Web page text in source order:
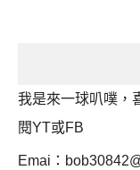
我是來一球叭噗，
閱YT或FB
Emai：